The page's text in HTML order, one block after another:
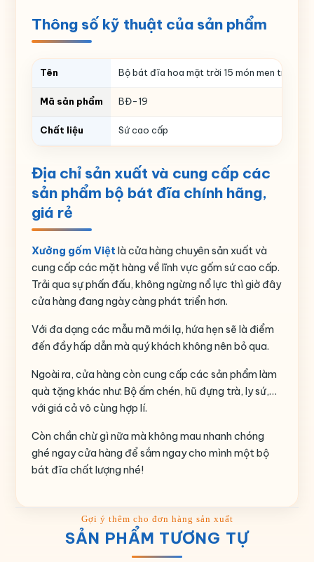
Thông số kỹ thuật của sản phẩm
Tên Bộ bát đĩa hoa mặt trời 15 món men trắng
Mã sản phẩm BĐ-19
Chất liệu Sứ cao cấp
Họa tiết Sen hồng
Thương hiệu
Địa chỉ sản xuất và cung cấp các
sản phẩm bộ bát đĩa chính hãng,
giá rẻ
Xưởng gốm Việt là cửa hàng chuyên sản xuất và
cung cấp các mặt hàng về lĩnh vực gốm sứ cao cấp.
Trải qua sự phấn đấu, không ngừng nổ lực thì giờ đây
cửa hàng đang ngày càng phát triển hơn.
Với đa dạng các mẫu mã mới lạ, hứa hẹn sẽ là điểm
đến đầy hấp dẫn mà quý khách không nên bỏ qua.
Ngoài ra, cửa hàng còn cung cấp các sản phẩm làm
quà tặng khác như: Bộ ấm chén, hũ đựng trà, ly sứ,…
với giá cả vô cùng hợp lí.
Còn chần chừ gì nữa mà không mau nhanh chóng
ghé ngay cửa hàng để sắm ngay cho mình một bộ
bát đĩa chất lượng nhé!
SẢN PHẨM TƯƠNG TỰ